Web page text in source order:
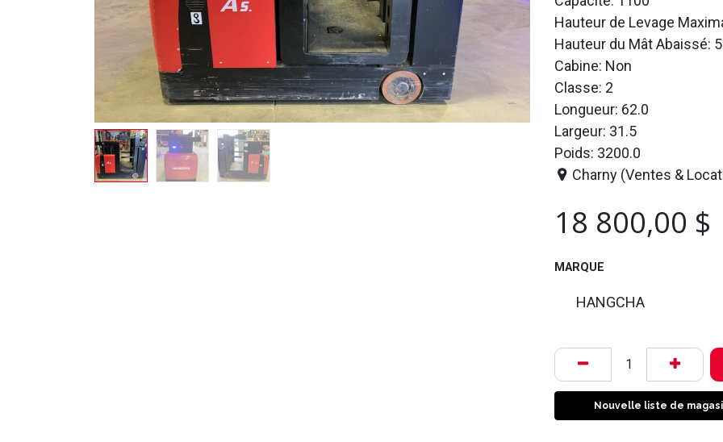
Hauteur de Levage
Hauteur du Mât Abaissé:
Cabine: Non
Classe: 2
Longueur: 62.0
Largeur: 31.5
Poids: 3200.0
Charny (Ventes &
18 800,00 $
MARQUE
HANGCHA
Nouvelle liste de